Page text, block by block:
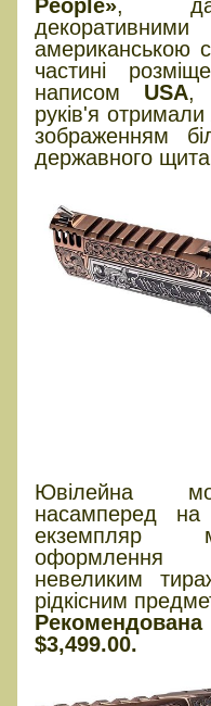
People»,
американською
частині
написом USA,
руків'я отримали
зображенням
державного
Ювілейна
насамперед на
екземпляр
оформлення
невеликим
рідкісним
$3,499.00.